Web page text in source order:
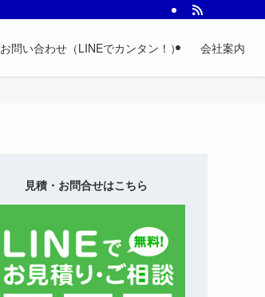
お問い合わせ（LINEでカンタン！） 会社案内
見積・お問合せはこちら